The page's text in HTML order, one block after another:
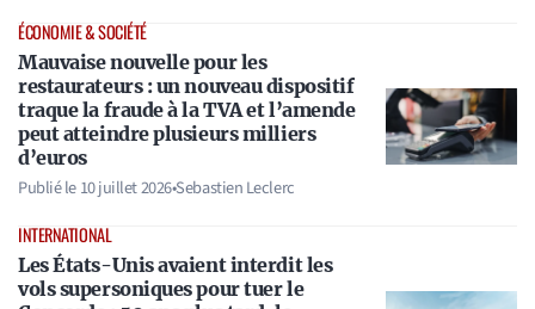
ÉCONOMIE & SOCIÉTÉ
Mauvaise nouvelle pour les
restaurateurs : un nouveau dispositif
traque la fraude à la TVA et l’amende
peut atteindre plusieurs milliers
d’euros
Publié le10 juillet 2026•Sebastien Leclerc
INTERNATIONAL
Les États-Unis avaient interdit les
vols supersoniques pour tuer le